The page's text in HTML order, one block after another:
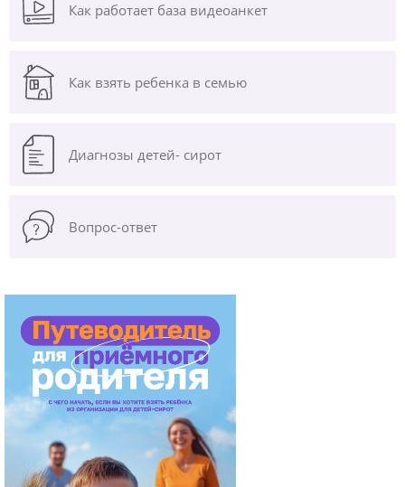
Как работает база видеоанкет
Как взять ребенка в семью
Диагнозы детей- сирот
Вопрос-ответ